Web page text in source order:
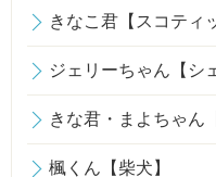
きなこ君【スコティ
ジェリーちゃん【シ
きな君・まよちゃん
楓くん【柴犬】